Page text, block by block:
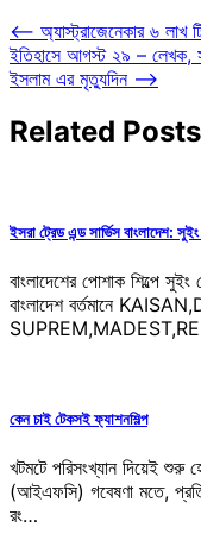
Post
navigation
⟵ অ্যাস্ট্রাজেনেকার ৬ লাখ
ইতিহাসে আগস্ট ২৯ – লেখক,
ইসলাম এর মৃত্যুদিন ⟶
Related Posts
ইসরা ট্রেড এন্ড সার্ভিস বাংলাদেশ:
বাংলাদেশের পোশাক শিল্পে
বাংলাদেশ বর্তমানে
কেন চাই টেকসই ফ্যাশনশিল্প
খটমটে পরিসংখ্যান দিয়েই শুরু
(আইএফসি) গবেষণা মতে,
রং…